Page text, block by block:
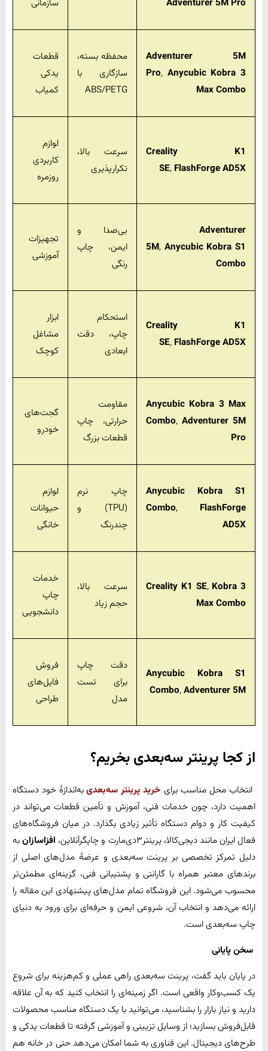
Adventurer 5M Pro سازمانی
Adventurer 5M
Pro, Anycubic Kobra 3
Max Combo
محفظه بسته،
سازگاری با
ABS/PETG
قطعات
یدکی
کمیاب
Creality K1
SE, FlashForge AD5X
سرعت بالا،
تکرارپذیری
لوازم
کاربردی
روزمره
Adventurer
5M, Anycubic Kobra S1
Combo
بی‌صدا و
ایمن، چاپ
رنگی
تجهیزات
آموزشی
Creality K1
SE, FlashForge AD5X
استحکام
چاپ، دقت
ابعادی
ابزار
مشاغل
کوچک
Anycubic Kobra 3 Max
Combo, Adventurer 5M
Pro
مقاومت
حرارتی، چاپ
قطعات بزرگ
گجت‌های
خودرو
Anycubic Kobra S1
Combo, FlashForge
AD5X
چاپ نرم
(TPU) و
چندرنگ
لوازم
حیوانات
خانگی
Creality K1 SE, Kobra 3
Max Combo
سرعت بالا،
حجم زیاد
خدمات
چاپ
دانشجویی
Anycubic Kobra S1
Combo,Adventurer 5M
دقت چاپ
برای تست
مدل
فروش
فایل‌های
طراحی
از کجا پرینتر سه‌بعدی بخریم؟
انتخاب محل مناسب برای خرید پرینتر سه‌بعدیبه‌اندازهٔ خود دستگاه
اهمیت دارد، چون خدمات فنی، آموزش و تأمین قطعات می‌تواند در
کیفیت کار و دوام دستگاه تأثیر زیادی بگذارد. در میان فروشگاه‌های
فعال ایران مانند دیجی‌کالا، پرینتر۳دی‌مارت و چاپگرآنلاین،
افزاسازانبه
دلیل تمرکز تخصصی بر پرینت سه‌بعدی و عرضهٔ مدل‌های اصلی از
برندهای معتبر همراه با گارانتی و پشتیبانی فنی، گزینه‌ای مطمئن‌تر
محسوب می‌شود. این فروشگاه تمام مدل‌های پیشنهادی این مقاله را
ارائه می‌دهد و انتخاب آن، شروعی ایمن و حرفه‌ای برای ورود به دنیای
چاپ سه‌بعدی است.
سخن پایانی
در پایان باید گفت، پرینت سه‌بعدی راهی عملی و کم‌هزینه برای شروع
یک کسب‌وکار واقعی است. اگر زمینه‌ای را انتخاب کنید که به آن علاقه
دارید و نیاز بازار را بشناسید، می‌توانید با یک دستگاه مناسب محصولات
قابل‌فروش بسازید؛ از وسایل تزیینی و آموزشی گرفته تا قطعات یدکی و
طرح‌های دیجیتال. این فناوری به شما امکان می‌دهد حتی در خانه هم